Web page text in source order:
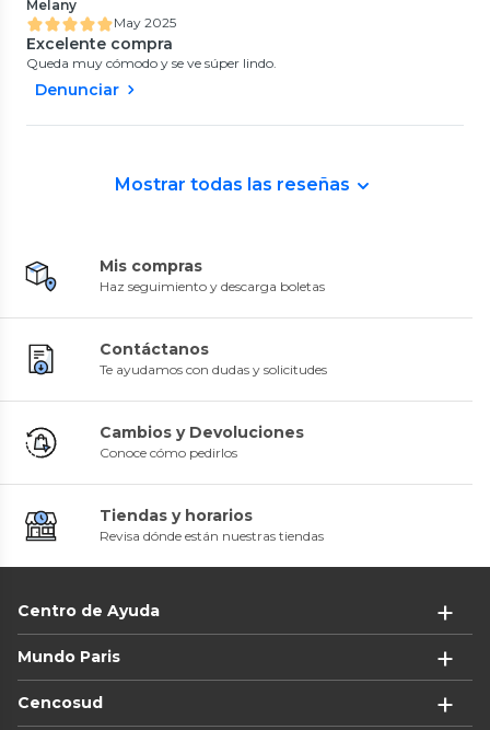
Melany
May 2025
Excelente compra
Queda muy cómodo y se ve súper lindo.
Denunciar
Mostrar todas las reseñas
Mis compras
Haz seguimiento y descarga boletas
Contáctanos
Te ayudamos con dudas y solicitudes
Cambios y Devoluciones
Conoce cómo pedirlos
Tiendas y horarios
Revisa dónde están nuestras tiendas
Centro de Ayuda
Mundo Paris
Cencosud